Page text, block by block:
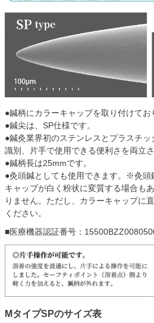
●鍼柄にカラーキャップを取り付けてお
●鍼尖は、SP仕様です。
●鍼灸業界初のステンレスとプラスチ
識別、片手で使用できる便利さを両立さ
●鍼柄長は25mmです。
●灸頭鍼としても使用できます。※灸頭
キャップが白く粉状に変質する場合も
りません。ただし、カラーキャップに
ください。
■医療機器認証番号：
MタイプSPのサイズ表